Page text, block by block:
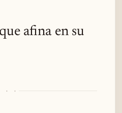
afina en su
· ·